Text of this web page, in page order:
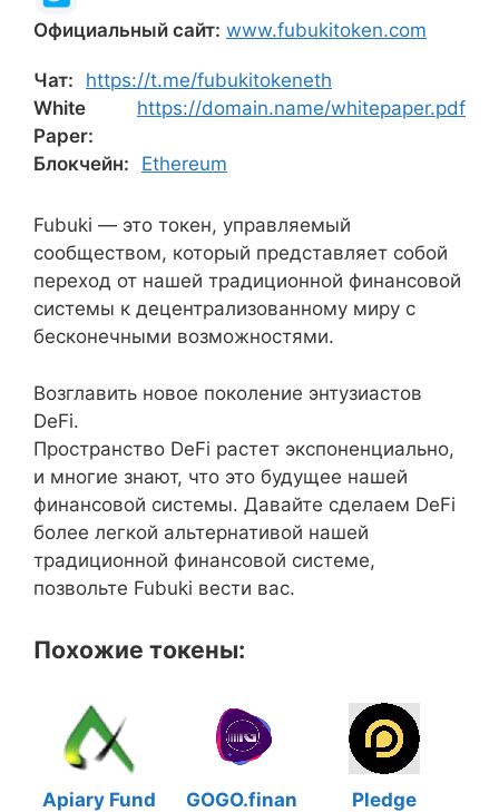
Официальный сайт: www.fubukitoken.com
Чат:
https://t.me/fubukitokeneth
White
Paper:
https://domain.name/whitepaper.pdf
Блокчейн: Ethereum
Fubuki — это токен, управляемый
сообществом, который представляет собой
переход от нашей традиционной финансовой
системы к децентрализованному миру с
бесконечными возможностями.
Возглавить новое поколение энтузиастов
DeFi.
Пространство DeFi растет экспоненциально,
и многие знают, что это будущее нашей
финансовой системы. Давайте сделаем DeFi
более легкой альтернативой нашей
традиционной финансовой системе,
позвольте Fubuki вести вас.
Похожие токены:
Apiary Fund
GOGO.finan
Pledge